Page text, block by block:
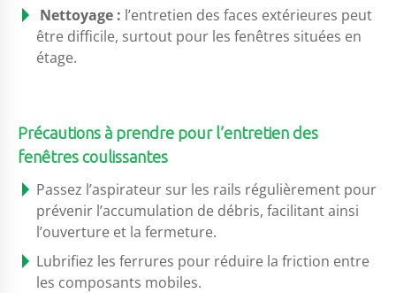
Nettoyage : l’entretien des faces extérieures peut
être difficile, surtout pour les fenêtres situées en
étage.
Précautions à prendre pour l’entretien des
fenêtres coulissantes
Passez l’aspirateur sur les rails régulièrement pour
prévenir l’accumulation de débris, facilitant ainsi
l’ouverture et la fermeture.
Lubrifiez les ferrures pour réduire la friction entre
les composants mobiles.